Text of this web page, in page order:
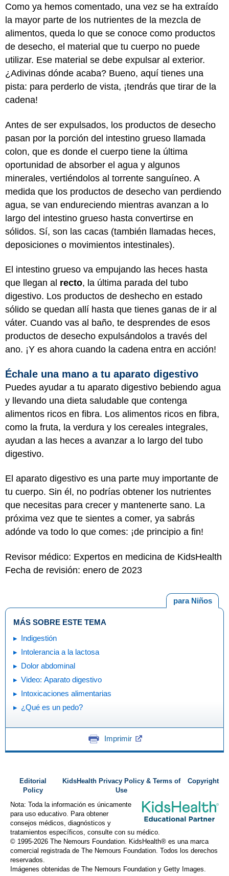
Como ya hemos comentado, una vez se ha extraído
la mayor parte de los nutrientes de la mezcla de
alimentos, queda lo que se conoce como productos
de desecho, el material que tu cuerpo no puede
utilizar. Ese material se debe expulsar al exterior.
¿Adivinas dónde acaba? Bueno, aquí tienes una
pista: para perderlo de vista, ¡tendrás que tirar de la
cadena!
Antes de ser expulsados, los productos de desecho
pasan por la porción del intestino grueso llamada
colon, que es donde el cuerpo tiene la última
oportunidad de absorber el agua y algunos
minerales, vertiéndolos al torrente sanguíneo. A
medida que los productos de desecho van perdiendo
agua, se van endureciendo mientras avanzan a lo
largo del intestino grueso hasta convertirse en
sólidos. Sí, son las cacas (también llamadas heces,
deposiciones o movimientos intestinales).
El intestino grueso va empujando las heces hasta
que llegan al recto, la última parada del tubo
digestivo. Los productos de deshecho en estado
sólido se quedan allí hasta que tienes ganas de ir al
váter. Cuando vas al baño, te desprendes de esos
productos de desecho expulsándolos a través del
ano. ¡Y es ahora cuando la cadena entra en acción!
Échale una mano a tu aparato digestivo
Puedes ayudar a tu aparato digestivo bebiendo agua
y llevando una dieta saludable que contenga
alimentos ricos en fibra. Los alimentos ricos en fibra,
como la fruta, la verdura y los cereales integrales,
ayudan a las heces a avanzar a lo largo del tubo
digestivo.
El aparato digestivo es una parte muy importante de
tu cuerpo. Sin él, no podrías obtener los nutrientes
que necesitas para crecer y mantenerte sano. La
próxima vez que te sientes a comer, ya sabrás
adónde va todo lo que comes: ¡de principio a fin!
Revisor médico: Expertos en medicina de KidsHealth
Fecha de revisión: enero de 2023
para Niños
MÁS SOBRE ESTE TEMA
Indigestión
Intolerancia a la lactosa
Dolor abdominal
Video: Aparato digestivo
Intoxicaciones alimentarias
¿Qué es un pedo?
Imprimir
Editorial
Policy
KidsHealth Privacy Policy & Terms of
Use
Copyright
Nota: Toda la información es únicamente
para uso educativo. Para obtener
consejos médicos, diagnósticos y
tratamientos específicos, consulte con su médico.
© 1995-2026 The Nemours Foundation. KidsHealth® es una marca
comercial registrada de The Nemours Foundation. Todos los derechos
reservados.
Imágenes obtenidas de The Nemours Foundation y Getty Images.